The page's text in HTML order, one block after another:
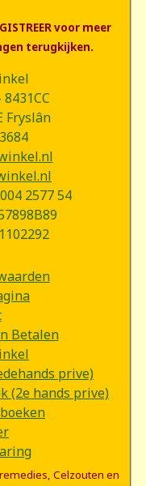
voor meer
terugkijken.
Fryslân
2577 54
Betalen
prive)
(2e hands prive)
Celzouten en